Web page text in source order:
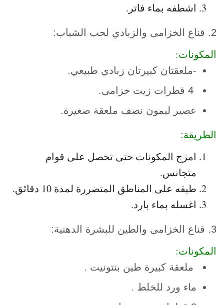
اشطفه بماء فاتر.
2. قناع الخزامى والزبادي لحب الشباب:
المكونات:
-ملعقتان كبيرتان زبادي طبيعي.
عصير ليمون نصف ملعقة صغيرة.
الطريقة:
امزج المكونات حتى تحصل على قوام
متجانس.
طبقه على المناطق المتضررة لمدة 10 دقائق.
اغسله بماء بارد.
3. قناع الخزامى والطين للبشرة الدهنية:
المكونات:
ملعقة كبيرة طين بنتونيت .
ماء ورد للخلط .